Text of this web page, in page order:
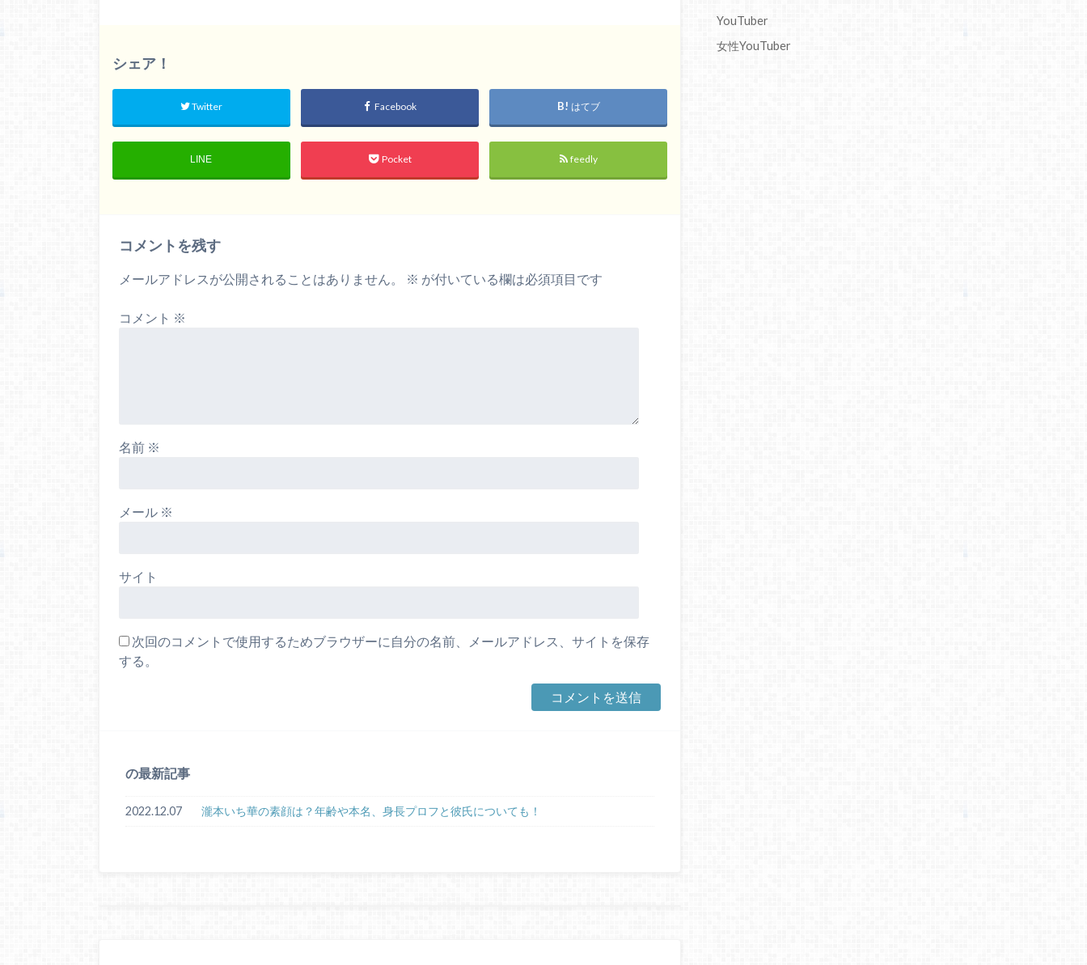
シェア！
Twitter Facebook はてブ
LINE Pocket feedly
コメントを残す
メールアドレスが公開されることはありません。 ※ が付いている欄は必須項目です
コメント ※
名前 ※
メール ※
サイト
次回のコメントで使用するためブラウザーに自分の名前、メールアドレス、サイトを保存
する。
の最新記事
2022.12.07 瀧本いち華の素顔は？年齢や本名、身長プロフと彼氏についても！
YouTuber
女性YouTuber